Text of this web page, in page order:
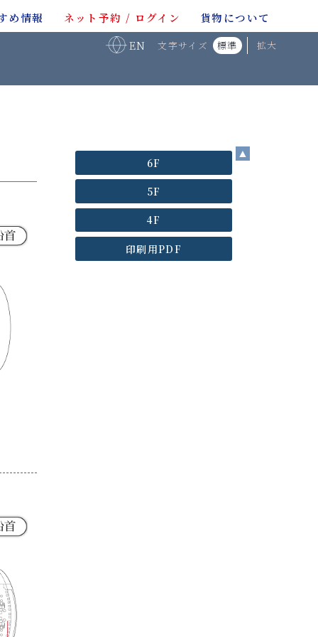
め情報 ネット予約 / ログイン
貨物について
EN
文字サイズ 標準 拡大
6F
5F
4F
印刷用PDF
▲